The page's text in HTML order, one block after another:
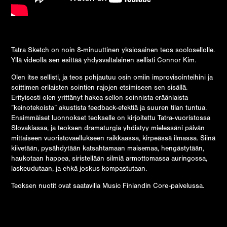
Tatra Sketch on noin 8-minuuttinen yksiosainen teos soolosellolle.
Yllä videolla sen esittää yhdysvaltalainen sellisti Connor Kim.
Olen itse sellisti, ja teos pohjautuu osin omiin improvisointeihini ja
soittimen erilaisten sointien rajojen etsimiseen sen sisällä.
Erityisesti olen yrittänyt hakea sellon soinnista eräänlaista
”keinotekoista” akustista feedback-efektiä ja suuren tilan tuntua.
Ensimmäiset luonnokset teokselle on kirjoitettu Tatra-vuoristossa
Slovakiassa, ja teoksen dramaturgia yhdistyy mielessäni päivän
mittaiseen vuoristovaellukseen raikkaassa, kirpeässä ilmassa. Siinä
kiivetään, pysähdytään katsahtamaan maisemaa, hengästytään,
haukotaan happea, siristellään silmiä armottomassa auringossa,
laskeudutaan, ja ehkä joskus kompastutaan.
Teoksen nuotit ovat saatavilla Music Finlandin Core-palvelussa.